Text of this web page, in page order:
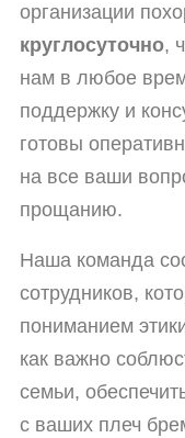
организации
круглосуточно,
нам в любое
поддержку и
готовы
на все ваши
прощанию.
Наша команда
сотрудников,
пониманием
как важно
семьи,
с ваших плеч